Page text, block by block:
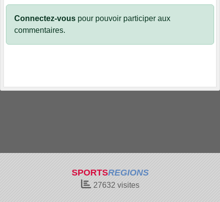
Connectez-vous pour pouvoir participer aux
commentaires.
SPORTSREGIONS
27632 visites